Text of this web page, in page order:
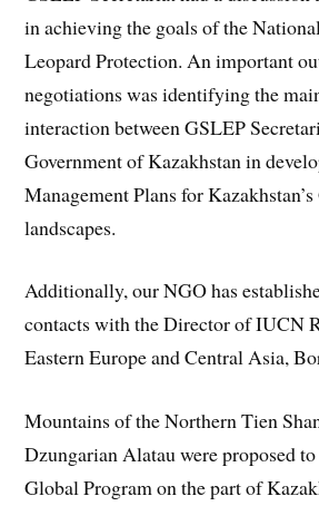
in achieving the goals of the
Leopard Protection. An important
negotiations was identifying the
interaction between GSLEP
Government of Kazakhstan in
Management Plans for
landscapes.
Additionally, our NGO has
contacts with the Director of IUCN
Eastern Europe and Central Asia,
Mountains of the Northern Tien
Dzungarian Alatau were proposed
Global Program on the part of